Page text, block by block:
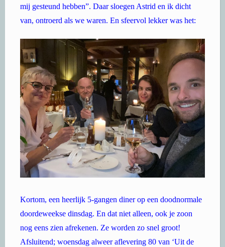
mij gesteund hebben”. Daar sloegen Astrid en ik dicht
van, ontroerd als we waren. En sfeervol lekker was het:
Kortom, een heerlijk 5-gangen diner op een doodnormale
doordeweekse dinsdag. En dat niet alleen, ook je zoon
nog eens zien afrekenen. Ze worden zo snel groot!
Afsluitend; woensdag alweer aflevering 80 van ‘Uit de